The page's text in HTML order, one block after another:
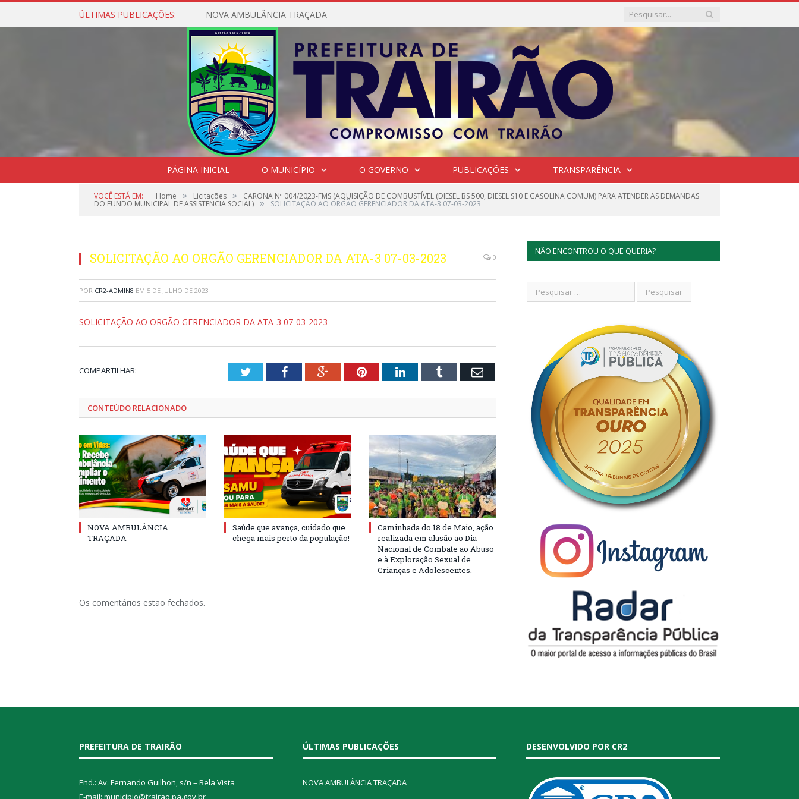
ÚLTIMAS PUBLICAÇÕES: NOVA AMBULÂNCIA TRAÇADA
PÁGINA INICIAL O MUNICÍPIO O GOVERNO PUBLICAÇÕES TRANSPARÊNCIA
VOCÊ ESTÁ EM: Home » Licitações » CARONA Nº 004/2023-FMS (AQUISIÇÃO DE COMBUSTÍVEL (DIESEL BS 500, DIESEL S10 E GASOLINA COMUM) PARA ATENDER AS DEMANDAS
DO FUNDO MUNICIPAL DE ASSISTENCIA SOCIAL) » SOLICITAÇÃO AO ORGÃO GERENCIADOR DA ATA-3 07-03-2023
SOLICITAÇÃO AO ORGÃO GERENCIADOR DA ATA-3 07-03-2023 0
POR CR2-ADMIN8 EM 5 DE JULHO DE 2023
SOLICITAÇÃO AO ORGÃO GERENCIADOR DA ATA-3 07-03-2023
COMPARTILHAR: TwitterFacebookGoogle+PinterestLinkedInTumblr Email
CONTEÚDO RELACIONADO
NOVA AMBULÂNCIA
TRAÇADA
Saúde que avança, cuidado que
chega mais perto da população!
Caminhada do 18 de Maio, ação
realizada em alusão ao Dia
Nacional de Combate ao Abuso
e à Exploração Sexual de
Crianças e Adolescentes.
Os comentários estão fechados.
NÃO ENCONTROU O QUE QUERIA?
PREFEITURA DE TRAIRÃO
End.: Av. Fernando Guilhon, s/n – Bela Vista
E-mail: municipio@trairao.pa.gov.br
ÚLTIMAS PUBLICAÇÕES
NOVA AMBULÂNCIA TRAÇADA
DESENVOLVIDO POR CR2